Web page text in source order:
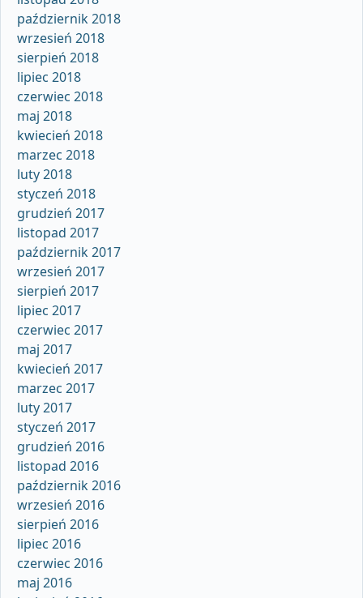
październik 2018
wrzesień 2018
sierpień 2018
lipiec 2018
czerwiec 2018
maj 2018
kwiecień 2018
marzec 2018
luty 2018
styczeń 2018
grudzień 2017
listopad 2017
październik 2017
wrzesień 2017
sierpień 2017
lipiec 2017
czerwiec 2017
maj 2017
kwiecień 2017
marzec 2017
luty 2017
styczeń 2017
grudzień 2016
listopad 2016
październik 2016
wrzesień 2016
sierpień 2016
lipiec 2016
czerwiec 2016
maj 2016